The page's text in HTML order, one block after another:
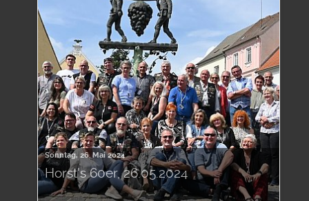
Sonntag, 26. Mai 2024
Horst's 60er, 26.05.2024